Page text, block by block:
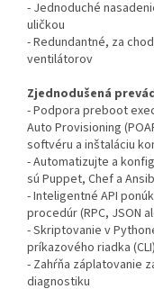
- Jednoduché
uličkou
- Redundantné, za
ventilátorov
Zjednodušená
- Podpora preboot
Auto Provisioning
softvéru a inštaláciu
- Automatizujte a
sú Puppet, Chef a
- Inteligentné API
procedúr (RPC, JSON
- Skriptovanie v
príkazového riadka
- Zahŕňa záplatovanie
diagnostiku